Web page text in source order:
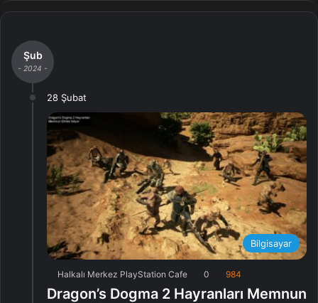
Şub
- 2024 -
28 Şubat
Bilgisayar
Halkalı Merkez PlayStation Cafe 0 984
Dragon’s Dogma 2 Hayranları Memnun